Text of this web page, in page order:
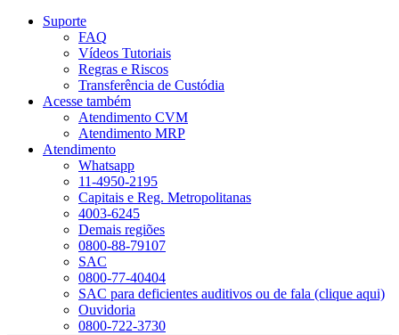
Suporte
FAQ
Vídeos Tutoriais
Regras e Riscos
Transferência de Custódia
Acesse também
Atendimento CVM
Atendimento MRP
Atendimento
Whatsapp
11-4950-2195
Capitais e Reg. Metropolitanas
4003-6245
Demais regiões
0800-88-79107
SAC
0800-77-40404
SAC para deficientes auditivos ou de fala (clique aqui)
Ouvidoria
0800-722-3730